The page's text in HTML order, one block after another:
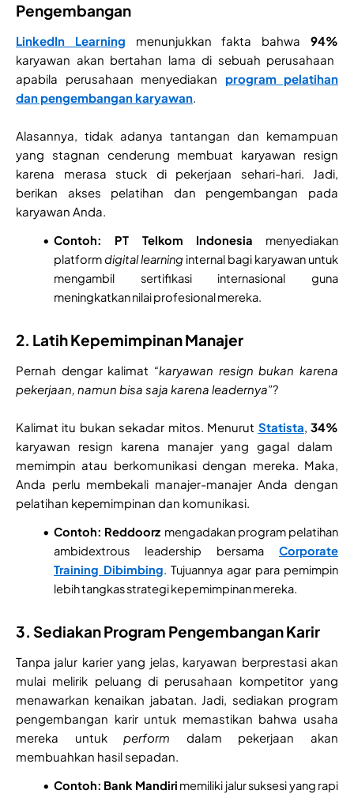
Pengembangan
LinkedIn Learning menunjukkan fakta bahwa94%
karyawan akan bertahan lama di sebuah perusahaan
apabila perusahaan menyediakan program pelatihan
dan pengembangan karyawan.
Alasannya, tidak adanya tantangan dan kemampuan
yang stagnan cenderung membuat karyawan resign
karena merasa stuck di pekerjaan sehari-hari. Jadi,
berikan akses pelatihan dan pengembangan pada
karyawan Anda.
Contoh: PT Telkom Indonesia menyediakan
platformdigital learning internal bagi karyawan untuk
mengambil sertifikasi internasional guna
meningkatkan nilai profesional mereka.
2. Latih Kepemimpinan Manajer
Pernah dengar kalimat “karyawan resign bukan karena
pekerjaan, namun bisa saja karena leadernya”?
Kalimat itu bukan sekadar mitos. Menurut Statista,34%
karyawan resign karena manajer yang gagal dalam
memimpin atau berkomunikasi dengan mereka. Maka,
Anda perlu membekali manajer-manajer Anda dengan
pelatihan kepemimpinan dan komunikasi.
Contoh: Reddoorz mengadakan program pelatihan
ambidextrous leadership bersama Corporate
Training Dibimbing. Tujuannya agar para pemimpin
lebih tangkas strategi kepemimpinan mereka.
3. Sediakan Program Pengembangan Karir
Tanpa jalur karier yang jelas, karyawan berprestasi akan
mulai melirik peluang di perusahaan kompetitor yang
menawarkan kenaikan jabatan. Jadi, sediakan program
pengembangan karir untuk memastikan bahwa usaha
mereka untukperform dalam pekerjaan akan
membuahkan hasil sepadan.
Contoh: Bank Mandiri memiliki jalur suksesi yang rapi